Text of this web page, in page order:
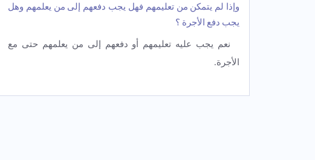
وإذا لم یتمکن من تعلیمهم فهل یجب دفعهم إلى من یعلمهم وهل
یجب دفع الأجرة ؟
نعم یجب علیه تعلیمهم أو دفعهم إلی من یعلمهم حتی مع
الأجرة.